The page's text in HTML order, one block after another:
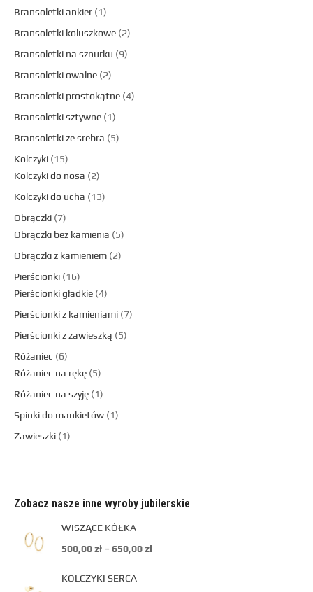
Bransoletki ankier 1
Bransoletki koluszkowe 2
Bransoletki na sznurku
9
Bransoletki owalne 2
Bransoletki prostokątne 4
Bransoletki sztywne 1
Bransoletki ze srebra
5
Kolczyki 15
Kolczyki do nosa
2
Kolczyki do ucha
13
Obrączki 7
Obrączki bez kamienia
5
Obrączki z kamieniem 2
Pierścionki 16
Pierścionki gładkie 4
Pierścionki z kamieniami 7
Pierścionki z zawieszką
5
Różaniec
6
Różaniec na rękę 5
Różaniec na szyję 1
Spinki do mankietów 1
Zawieszki 1
Zobacz nasze inne wyroby jubilerskie
WISZĄCE KÓŁKA
500,00zł – 650,00zł
KOLCZYKI SERCA